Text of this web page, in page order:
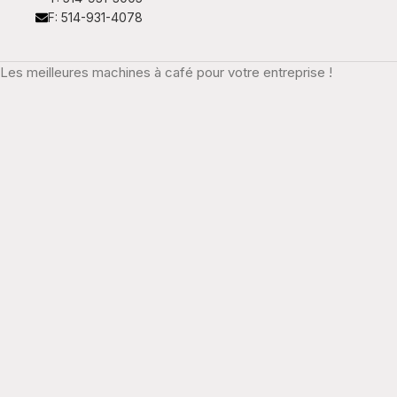
F: 514-931-4078
Les meilleures machines à café pour votre entreprise !